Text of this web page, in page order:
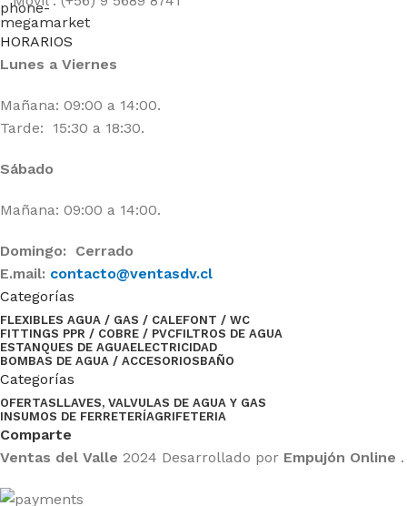
HORARIOS
Lunes a Viernes
Mañana: 09:00 a 14:00.
Tarde: 15:30 a 18:30.
Sábado
Mañana: 09:00 a 14:00.
Domingo: Cerrado
E.mail: contacto@ventasdv.cl
Categorías
FLEXIBLES AGUA / GAS / CALEFONT / WC
FITTINGS PPR / COBRE / PVCFILTROS DE AGUA
ESTANQUES DE AGUAELECTRICIDAD
BOMBAS DE AGUA / ACCESORIOSBAÑO
Categorías
OFERTASLLAVES, VALVULAS DE AGUA Y GAS
INSUMOS DE FERRETERÍAGRIFETERIA
Comparte
Ventas del Valle 2024 Desarrollado por Empujón Online .